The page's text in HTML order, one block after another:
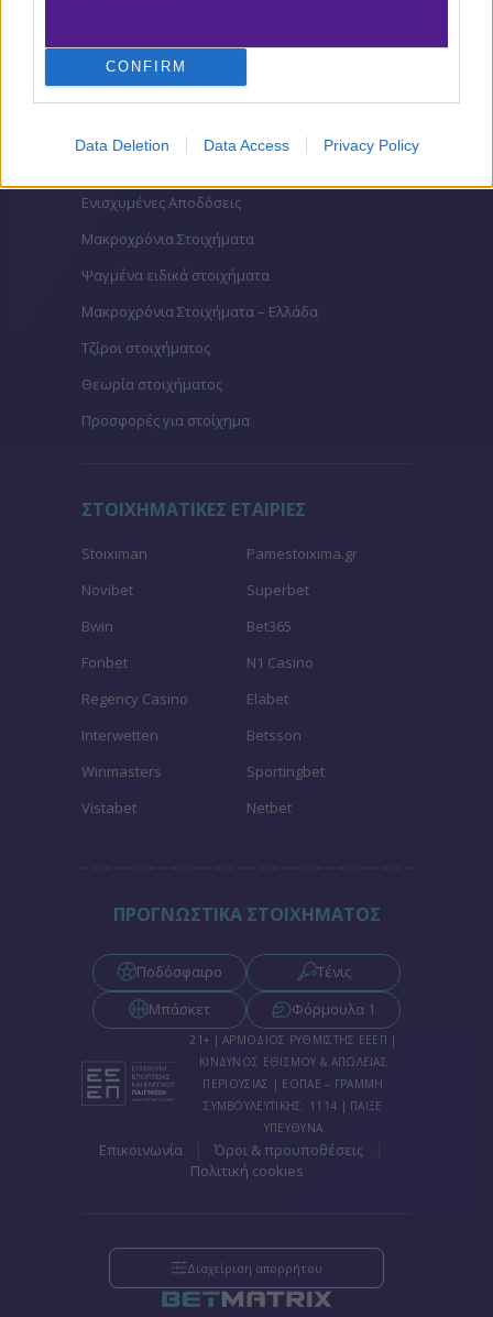
CONFIRM
Data Deletion Data Access Privacy Policy
ΣΤΟΙΧΗΜΑ
Κουπόνι στοιχήματος ΟΠΑΠ
Ενισχυμένες Αποδόσεις
Μακροχρόνια Στοιχήματα
Ψαγμένα ειδικά στοιχήματα
Μακροχρόνια Στοιχήματα – Ελλάδα
Τζίροι στοιχήματος
Θεωρία στοιχήματος
Προσφορές για στοίχημα
ΣΤΟΙΧΗΜΑΤΙΚΕΣ ΕΤΑΙΡΙΕΣ
Stoiximan
Pamestoixima.gr
Novibet
Superbet
Bwin
Bet365
Fonbet
N1 Casino
Regency Casino
Elabet
Interwetten
Betsson
Winmasters
Sportingbet
Vistabet
Netbet
ΠΡΟΓΝΩΣΤΙΚΑ ΣΤΟΙΧΗΜΑΤΟΣ
Ποδόσφαιρο
Τένις
Μπάσκετ
Φόρμουλα 1
21+ | ΑΡΜΟΔΙΟΣ ΡΥΘΜΙΣΤΗΣ ΕΕΕΠ |
ΚΙΝΔΥΝΟΣ ΕΘΙΣΜΟΥ & ΑΠΩΛΕΙΑΣ
ΠΕΡΙΟΥΣΙΑΣ | ΕΟΠΑΕ – ΓΡΑΜΜΗ
ΣΥΜΒΟΥΛΕΥΤΙΚΗΣ: 1114 | ΠΑΙΞΕ
ΥΠΕΥΘΥΝΑ
Επικοινωνία Όροι & προυποθέσεις
Πολιτική cookies
Διαχείριση απορρήτου